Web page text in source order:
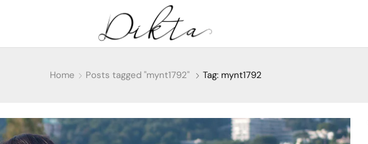
Home Posts tagged "mynt1792" Tag: mynt1792